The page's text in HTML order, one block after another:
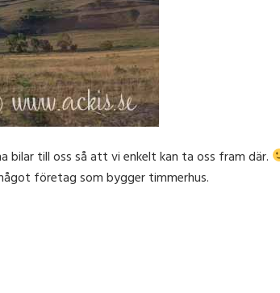
bilar till oss så att vi enkelt kan ta oss fram där.
företag som bygger timmerhus.